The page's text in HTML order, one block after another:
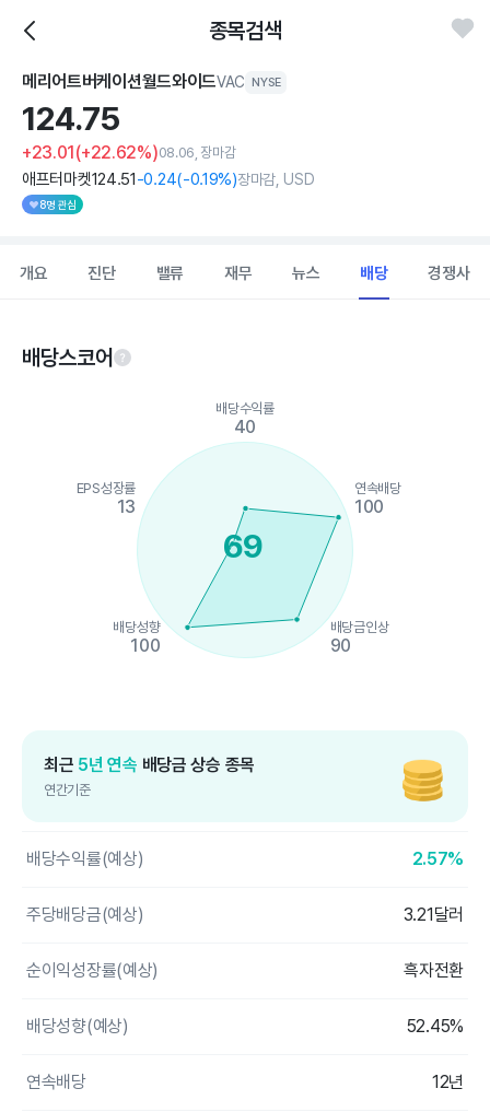
종목검색
메리어트버케이션월드와이드VAC NYSE
124.75
+23.01(+22.62%)08.06, 장마감
애프터마켓124.51-0.24(-0.19%)장마감, USD
8명 관심
개요 진단 밸류 재무 뉴스 배당 경쟁사
배당스코어
The chart has 1 X axis displaying categories.
The chart has 1 Y axis displaying values. Data ranges from 13
69
배당수익률
40
연속배당
100
배당금인상
90
배당성향
100
EPS성장률
13
최근 5년 연속 배당금 상승 종목
연간기준
배당수익률(예상) 2.57%
주당배당금(예상) 3.21달러
순이익성장률(예상) 흑자전환
배당성향(예상) 52.45%
연속배당 12년